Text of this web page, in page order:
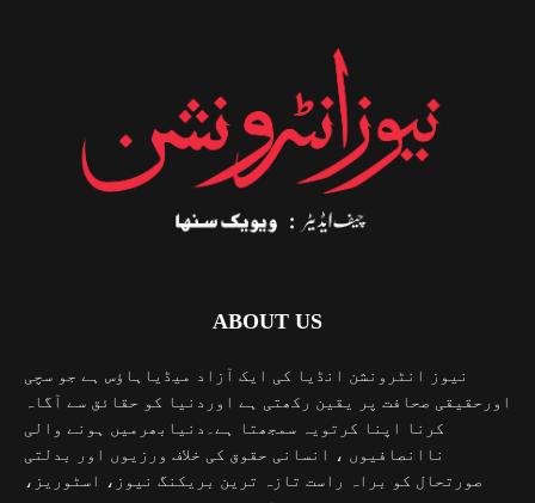
ABOUT US
نیوز انٹرونشن انڈیا کی ایک آزاد میڈیاہاؤس ہے جو سچی
اورحقیقی صحافت پر یقین رکھتی ہے اوردنیا کو حقائق سے آگاہ
کرنا اپنا کرتویہ سمجھتا ہے۔دنیابھرمیں ہونے والی
ناانصافیوں ، انسانی حقوق کی خلاف ورزیوں اور بدلتی
صورتحال کو براہ راست تازہ ترین بریکنگ نیوز، اسٹوریز،